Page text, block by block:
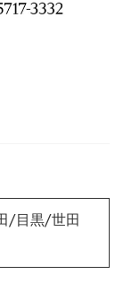
/目黒/世田